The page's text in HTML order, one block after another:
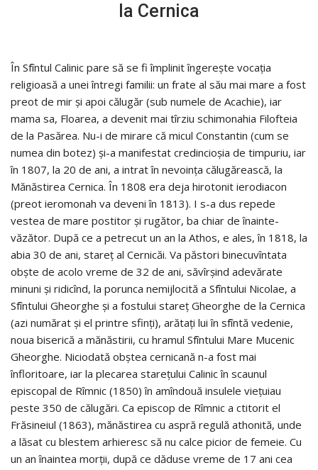
la Cernica
În Sfîntul Calinic pare să se fi împlinit îngerește vocația
religioasă a unei întregi familii: un frate al său mai mare a fost
preot de mir și apoi călugăr (sub numele de Acachie), iar
mama sa, Floarea, a devenit mai tîrziu schimonahia Filofteia
de la Pasărea. Nu-i de mirare că micul Constantin (cum se
numea din botez) și-a manifestat credincioșia de timpuriu, iar
în 1807, la 20 de ani, a intrat în nevoința călugărească, la
Mănăstirea Cernica. În 1808 era deja hirotonit ierodiacon
(preot ieromonah va deveni în 1813). I s-a dus repede
vestea de mare postitor și rugător, ba chiar de înainte-
văzător. După ce a petrecut un an la Athos, e ales, în 1818, la
abia 30 de ani, stareț al Cernicăi. Va păstori binecuvîntata
obște de acolo vreme de 32 de ani, săvîrșind adevărate
minuni și ridicînd, la porunca nemijlocită a Sfîntului Nicolae, a
Sfîntului Gheorghe și a fostului stareț Gheorghe de la Cernica
(azi numărat și el printre sfinți), arătați lui în sfîntă vedenie,
noua biserică a mănăstirii, cu hramul Sfîntului Mare Mucenic
Gheorghe. Niciodată obștea cernicană n-a fost mai
înfloritoare, iar la plecarea starețului Calinic în scaunul
episcopal de Rîmnic (1850) în amîndouă insulele viețuiau
peste 350 de călugări. Ca episcop de Rîmnic a ctitorit el
Frăsineiul (1863), mănăstirea cu aspră regulă athonită, unde
a lăsat cu blestem arhieresc să nu calce picior de femeie. Cu
un an înaintea morții, după ce dăduse vreme de 17 ani cea